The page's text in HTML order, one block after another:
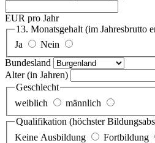
EUR pro Jahr
13. Monatsgehalt (im Jahresbrutto
Ja
Nein
Bundesland
Alter(in Jahren)
Geschlecht
weiblich
männlich
Qualifikation (höchster
Keine Ausbildung
Fortbildung